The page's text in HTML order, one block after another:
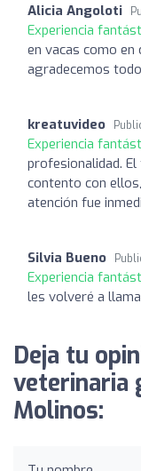
Alicia Angoloti
Experiencia
en vacas como en
agradecemos
kreatuvideo
Experiencia
profesionalidad.
contento con
atención fue
Silvia Bueno
Experiencia
les volveré a
Deja tu
veterinaria
Molinos: